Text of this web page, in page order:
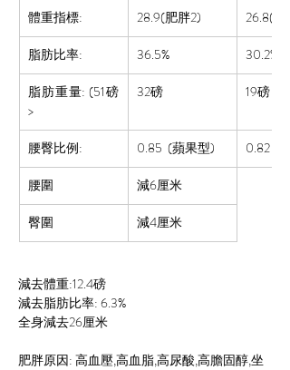
體重指標: 28.9(肥胖2) 26.8(肥
脂肪比率: 36.5% 30.2%
脂肪重量: (51磅
>
32磅 19磅
腰臀比例: 0.85 (蘋果型) 0.82 (正
腰圍 減6厘米
臀圍 減4厘米
減去體重:12.4磅
減去脂肪比率: 6.3%
全身減去26厘米
肥胖原因: 高血壓,高血脂,高尿酸,高膽固醇,坐